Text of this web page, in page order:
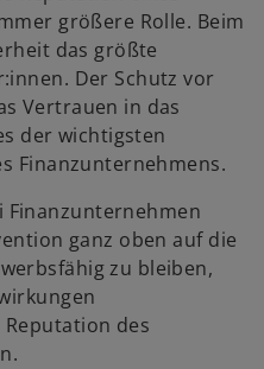
größere Rolle. Beim
das größte
Der Schutz vor
Vertrauen in das
der wichtigsten
Finanzunternehmens.
Finanzunternehmen
ganz oben auf die
zu bleiben,
des